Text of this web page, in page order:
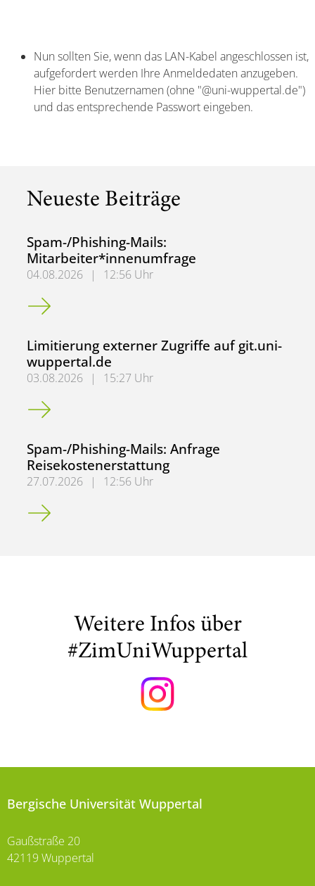
Nun sollten Sie, wenn das LAN-Kabel angeschlossen ist,
aufgefordert werden Ihre Anmeldedaten anzugeben.
Hier bitte Benutzernamen (ohne "@uni-wuppertal.de")
und das entsprechende Passwort eingeben.
Neueste Beiträge
Spam-/Phishing-Mails:
Mitarbeiter*innenumfrage
04.08.2026 |
12:56 Uhr
Spam-/Phishing-Mails: Mitarbeiter*innenumfrage
Limitierung externer Zugriffe auf git.uni-
wuppertal.de
03.08.2026 |
15:27 Uhr
Limitierung externer Zugriffe auf git.uni-wuppertal.de
Spam-/Phishing-Mails: Anfrage
Reisekostenerstattung
27.07.2026 |
12:56 Uhr
Spam-/Phishing-Mails: Anfrage Reisekostenerstattung
Weitere Infos über
#ZimUniWuppertal
Bergische Universität Wuppertal
Gaußstraße 20
42119 Wuppertal